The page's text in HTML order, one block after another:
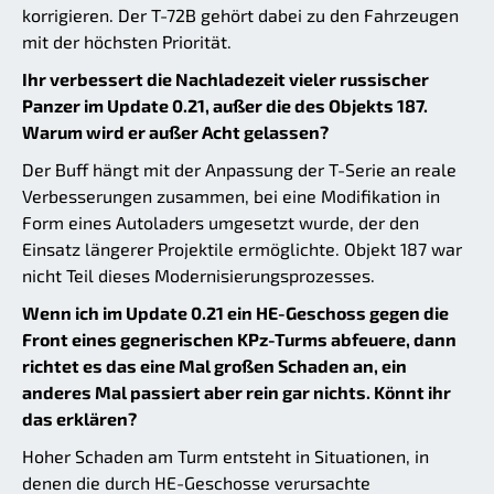
korrigieren. Der T-72B gehört dabei zu den Fahrzeugen
mit der höchsten Priorität.
Ihr verbessert die Nachladezeit vieler russischer
Panzer im Update 0.21, außer die des Objekts 187.
Warum wird er außer Acht gelassen?
Der Buff hängt mit der Anpassung der T-Serie an reale
Verbesserungen zusammen, bei eine Modifikation in
Form eines Autoladers umgesetzt wurde, der den
Einsatz längerer Projektile ermöglichte. Objekt 187 war
nicht Teil dieses Modernisierungsprozesses.
Wenn ich im Update 0.21 ein HE-Geschoss gegen die
Front eines gegnerischen KPz-Turms abfeuere, dann
richtet es das eine Mal großen Schaden an, ein
anderes Mal passiert aber rein gar nichts. Könnt ihr
das erklären?
Hoher Schaden am Turm entsteht in Situationen, in
denen die durch HE-Geschosse verursachte